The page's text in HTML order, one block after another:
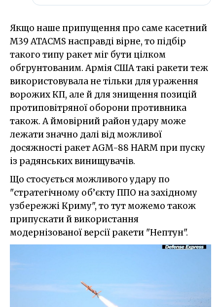
Якщо наше припущення про саме касетний
M39 ATACMS насправді вірне, то підбір
такого типу ракет міг бути цілком
обгрунтованим. Армія США такі ракети теж
використовувала не тільки для ураження
ворожих КП, але й для знищення позицій
протиповітряної оборони противника
також. А ймовірний район удару може
лежати значно далі від можливої
досяжності ракет AGM-88 HARM при пуску
із радянських винищувачів.
Що стосується можливого удару по
"стратегічному об’єкту ППО на західному
узбережжі Криму", то тут можемо також
припускати й використання
модернізованої версії ракети "Нептун".